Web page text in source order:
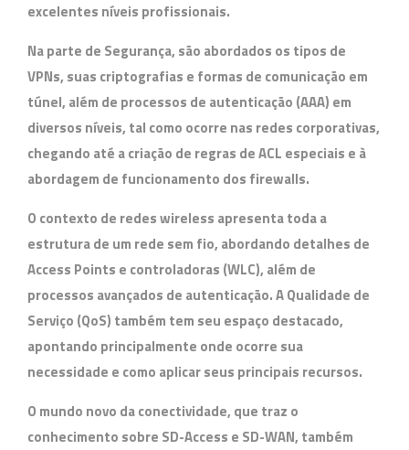
excelentes níveis profissionais.
Na parte de Segurança, são abordados os tipos de
VPNs, suas criptografias e formas de comunicação em
túnel, além de processos de autenticação (AAA) em
diversos níveis, tal como ocorre nas redes corporativas,
chegando até a criação de regras deACL especiais e à
abordagem de funcionamento dos firewalls.
O contexto de redes wireless apresenta toda a
estrutura de um rede sem fio, abordando detalhes de
Access Points e controladoras (WLC), além de
processos avançados de autenticação. AQualidade de
Serviço (QoS) também tem seu espaço destacado,
apontando principalmente onde ocorre sua
necessidade e como aplicar seus principais recursos.
O mundo novo da conectividade, que traz o
conhecimento sobre SD-Access e SD-WAN, também